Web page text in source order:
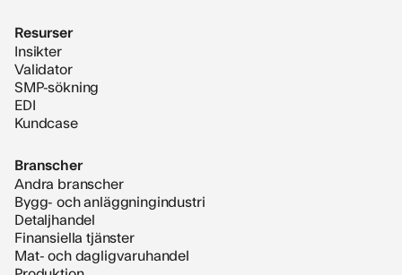
Resurser
Insikter
Validator
SMP-sökning
EDI
Kundcase
Branscher
Andra branscher
Bygg- och anläggningindustri
Detaljhandel
Finansiella tjänster
Mat- och dagligvaruhandel